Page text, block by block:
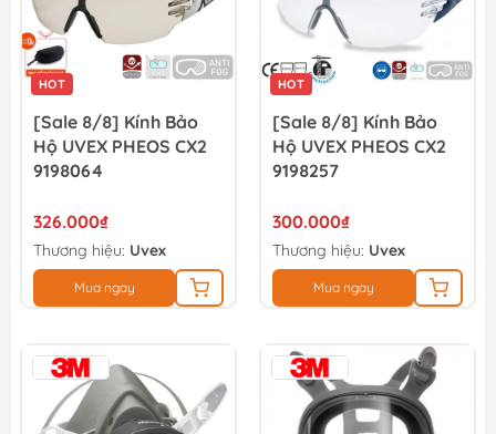
HOT
[Sale 8/8] Kính Bảo
Hộ UVEX PHEOS CX2
9198064
326.000₫
Thương hiệu: Uvex
Mua ngay
HOT
[Sale 8/8] Kính Bảo
Hộ UVEX PHEOS CX2
9198257
300.000₫
Thương hiệu: Uvex
Mua ngay